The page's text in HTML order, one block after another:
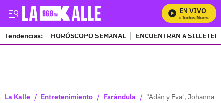
EN VIVO
Mira Todos Nuestros
Tendencias: HORÓSCOPO SEMANAL ENCUENTRAN A
La Kalle / Entretenimiento / Farándula / "Adán y Eva", Johanna